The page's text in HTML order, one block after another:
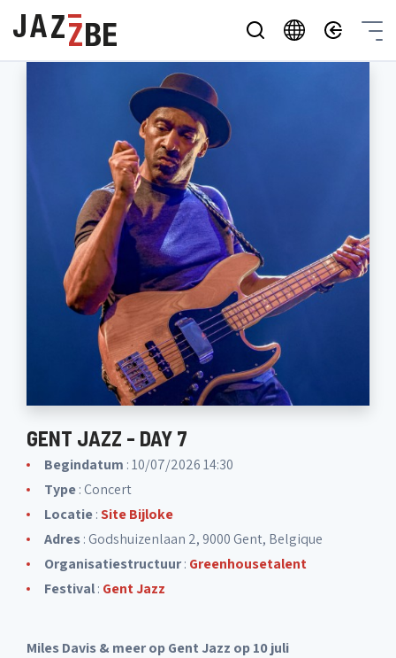
GENT JAZZ - DAY 7
Begindatum : 10/07/2026 14:30
Type: Concert
Locatie:Site Bijloke
Adres: Godshuizenlaan 2, 9000 Gent, Belgique
Organisatiestructuur: Greenhousetalent
Festival: Gent Jazz
Miles Davis & meer op Gent Jazz op 10 juli